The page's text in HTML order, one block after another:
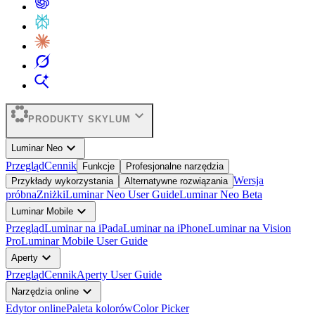
PRODUKTY SKYLUM expand_more
Luminar Neo expand_more
PrzeglądCennik Funkcje
Profesjonalne narzędzia
Przykłady wykorzystania
Alternatywne rozwiązania Wersja
próbnaZniżkiLuminar Neo User GuideLuminar Neo Beta
Luminar Mobile expand_more
PrzeglądLuminar na iPadaLuminar na iPhoneLuminar na Vision
ProLuminar Mobile User Guide
Aperty expand_more
PrzeglądCennikAperty User Guide
Narzędzia online expand_more
Edytor onlinePaleta kolorówColor Picker